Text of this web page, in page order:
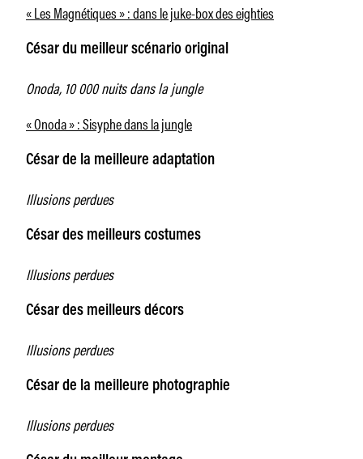
« Les Magnétiques » : dans le juke-box des eighties
César du meilleur scénario original
Onoda, 10 000 nuits dans la jungle
« Onoda » : Sisyphe dans la jungle
César de la meilleure adaptation
Illusions perdues
César des meilleurs costumes
Illusions perdues
César des meilleurs décors
Illusions perdues
César de la meilleure photographie
Illusions perdues